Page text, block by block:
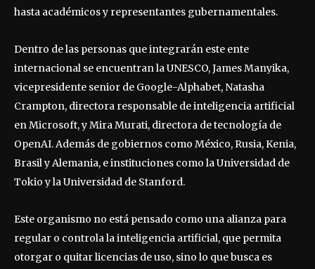
hasta académicos y representantes gubernamentales.
Dentro de las personas que integrarán este ente
internacional se encuentran la UNESCO, James Manyika,
vicepresidente senior de Google-Alphabet, Natasha
Crampton, directora responsable de inteligencia artificial
en Microsoft, y Mira Murati, directora de tecnología de
OpenAI. Además de gobiernos como México, Rusia, Kenia,
Brasil y Alemania, e instituciones como la Universidad de
Tokio y la Universidad de Stanford.
Este organismo no está pensado como una alianza para
regular o controla la inteligencia artificial, que permita
otorgar o quitar licencias de uso, sino lo que busca es